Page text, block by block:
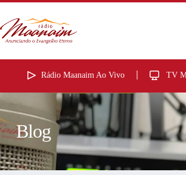
Rádio Maanaim Ao Vivo TV
Blog